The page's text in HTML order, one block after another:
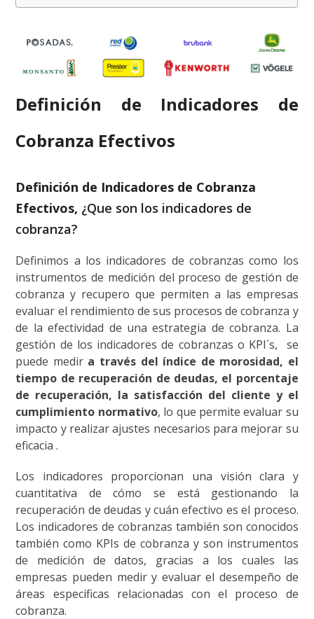
Definición de Indicadores de
Cobranza Efectivos
Definición de Indicadores de Cobranza
Efectivos, ¿Que son los indicadores de
cobranza?
Definimos a los indicadores de cobranzas como los
instrumentos de medición del proceso de gestión de
cobranza y recupero que permiten a las empresas
evaluar el rendimiento de sus procesos de cobranza y
de la efectividad de una estrategia de cobranza. La
gestión de los indicadores de cobranzas o KPI´s, se
puede medir a través del índice de morosidad, el
tiempo de recuperación de deudas, el porcentaje
de recuperación, la satisfacción del cliente y el
cumplimiento normativo, lo que permite evaluar su
impacto y realizar ajustes necesarios para mejorar su
eficacia .
Los indicadores proporcionan una visión clara y
cuantitativa de cómo se está gestionando la
recuperación de deudas y cuán efectivo es el proceso.
Los indicadores de cobranzas también son conocidos
también como KPIs de cobranza y son instrumentos
de medición de datos, gracias a los cuales las
empresas pueden medir y evaluar el desempeño de
áreas específicas relacionadas con el proceso de
cobranza.